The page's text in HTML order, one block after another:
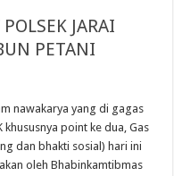
JARAI
PETANI
nawakarya yang di gagas
khususnya point ke dua, Gas
dan bhakti sosial) hari ini
oleh Bhabinkamtibmas